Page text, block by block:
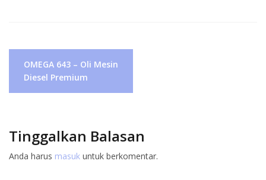
posOMEGA 643 – Oli Mesin
Diesel Premium
Tinggalkan Balasan
Anda harus masuk untuk berkomentar.